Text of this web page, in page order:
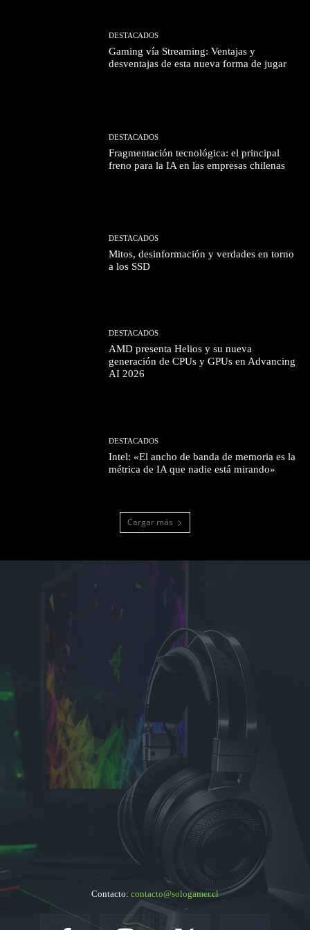
DESTACADOS
Gaming vía Streaming: Ventajas y
desventajas de esta nueva forma de jugar
DESTACADOS
Fragmentación tecnológica: el principal
freno para la IA en las empresas chilenas
DESTACADOS
Mitos, desinformación y verdades en torno
a los SSD
DESTACADOS
AMD presenta Helios y su nueva
generación de CPUs y GPUs en Advancing
AI 2026
DESTACADOS
Intel: «El ancho de banda de memoria es la
métrica de IA que nadie está mirando»
Cargar más
Contacto: contacto@sologamer.cl